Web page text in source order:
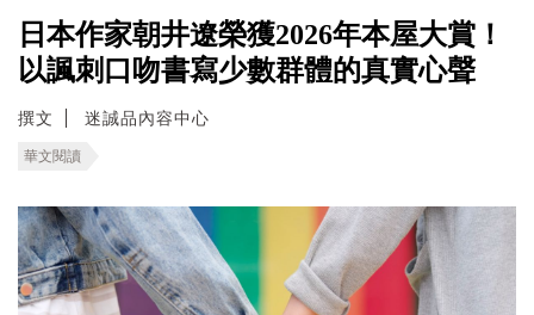
日本作家朝井遼榮獲2026年本屋大賞！
以諷刺口吻書寫少數群體的真實心聲
撰文 迷誠品內容中心
華文閱讀